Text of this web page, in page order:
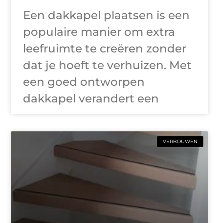
Een dakkapel plaatsen is een
populaire manier om extra
leefruimte te creëren zonder
dat je hoeft te verhuizen. Met
een goed ontworpen
dakkapel verandert een
VERBOUWEN